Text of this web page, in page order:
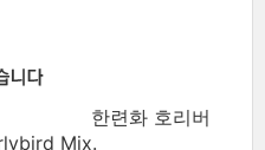
한련화 호리버
Mix.